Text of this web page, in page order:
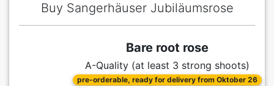
Buy Sangerhäuser Jubiläumsrose
Bare root rose
A-Quality (at least 3 strong shoots)
pre-orderable, ready for delivery from Oktober 26